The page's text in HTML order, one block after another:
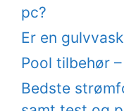
pc?
Er en
Pool tilbehør
Bedste